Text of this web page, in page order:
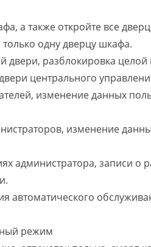
а также откройте все
одну дверцу шкафа.
двери, разблокировка целой
центрального
изменение данных
изменение
администратора, записи о
автоматического
режим